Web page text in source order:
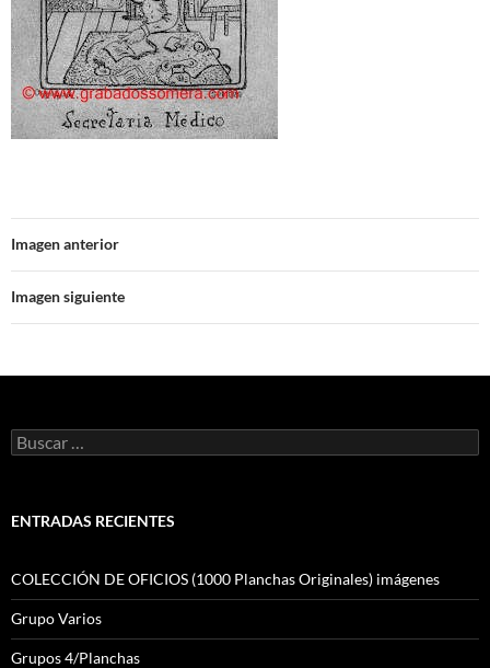
Imagen anterior
Imagen siguiente
Buscar:
ENTRADAS RECIENTES
COLECCIÓN DE OFICIOS (1000 Planchas Originales) imágenes
Grupo Varios
Grupos 4/Planchas